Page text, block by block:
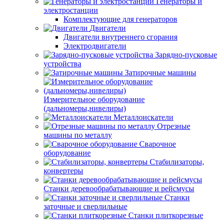
электростанции
Комплектующие для генераторов
Двигатели
Двигатели внутреннего сгорания
Электродвигатели
Зарядно-пусковые
устройства
Затирочные машины
Измерительное оборудование
(дальномеры,нивелиры)
Металлоискатели
Отрезные
машины по металлу
Сварочное
оборудование
Стабилизаторы,
конвертеры
Станки деревообрабатывающие и рейсмусы
Станки
заточные и сверлильные
Станки плиткорезные